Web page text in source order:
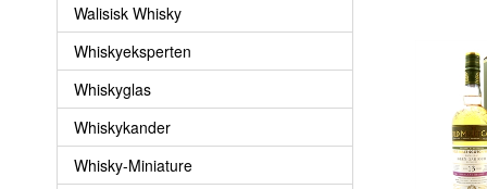
Walisisk Whisky
Whiskyeksperten
Whiskyglas
Whiskykander
Whisky-Miniature